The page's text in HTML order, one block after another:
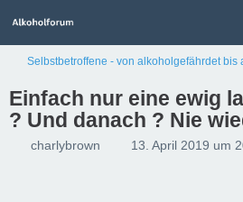
Selbstbetroffene - von alkoholgefährdet bis
Einfach nur eine ewig
? Und danach ? Nie
charlybrown 13. April 2019 um